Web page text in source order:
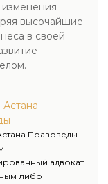
высочайшие
в своей
Астана
Правоведы.
адвокат
либо